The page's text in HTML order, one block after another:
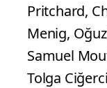
Pritchard,
Menig,
Samuel
Tolga